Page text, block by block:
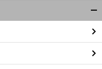
閉
る